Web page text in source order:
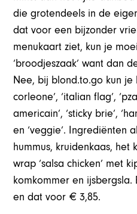
die grotendeels in de
dat voor een bijzonder
menukaart ziet, kun je
‘broodjeszaak’ want dan
Nee, bij blond.to.go kun je
corleone’, ‘italian flag’,
americain’, ‘sticky brie’,
en ‘veggie’. Ingrediënten
hummus, kruidenkaas,
wrap ‘salsa chicken’ met
komkommer en
en dat voor € 3,85.